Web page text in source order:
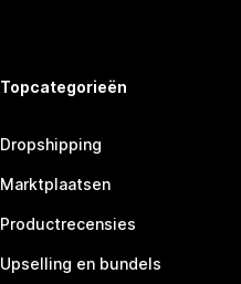
Topcategorieën
Dropshipping
Marktplaatsen
Productrecensies
Upselling en bundels